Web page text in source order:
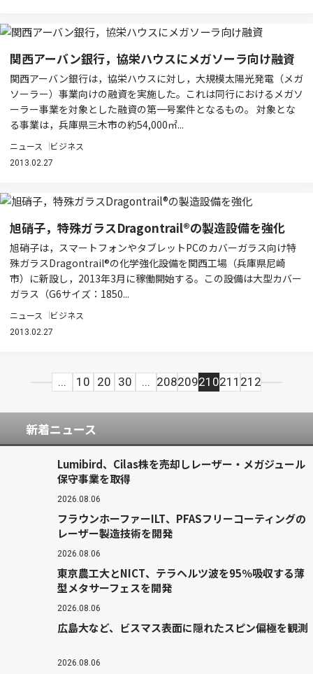
関西アーバン銀行，協栄ハウスにメガソーラ向け融資
関西アーバン銀行は，協栄ハウスに対し，大規模太陽光発電（メガ
ソーラー）事業向けの融資を実施した。これは同行におけるメガソ
ーラー事業を対象とした融資の第一号案件となるもの。 対象とな
る事業は，兵庫県三木市の約54,000㎡...
ニュース ビジネス
2013.02.27
旭硝子，特殊ガラスDragontrail®の製造設備を強化
旭硝子は，スマートフォンやタブレットPCのカバーガラス向け特
殊ガラスDragontrail®の化学強化設備を関西工場（兵庫県尼崎
市）に新設し，2013年3月に稼働開始する。この設備は大型カバー
ガラス（G6サイズ：1850...
ニュース ビジネス
2013.02.27
... 10 20 30 ... 208209210211 212
新着ニュース
Lumibird、Cilas株を売却しレーザー・メガジュール
保守事業を取得
2026.08.06
フラウンホーファーILT、PFASフリーコーティングの
レーザー製造技術を開発
2026.08.06
東京農工大とNICT、テラヘルツ波を95％吸収する薄
型メタサーフェスを開発
2026.08.06
広島大など、ビスマス表面に隠れたスピン偏極を観測
2026.08.06